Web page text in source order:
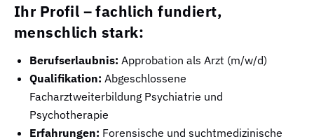
Ihr Profil – fachlich fundiert,
menschlich stark:
Berufserlaubnis: Approbation als Arzt (m/w/d)
Qualifikation: Abgeschlossene
Facharztweiterbildung Psychiatrie und
Psychotherapie
Erfahrungen: Forensische und suchtmedizinische